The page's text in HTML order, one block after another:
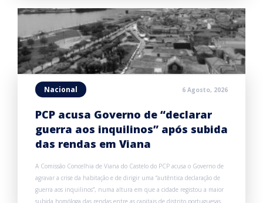
Nacional 6 Agosto, 2026
PCP acusa Governo de “declarar
guerra aos inquilinos” após subida
das rendas em Viana
A Comissão Concelhia de Viana do Castelo do PCP acusa o Governo de
agravar a crise da habitação e de dirigir uma “autêntica declaração de
guerra aos inquilinos”, numa altura em que a cidade registou a maior